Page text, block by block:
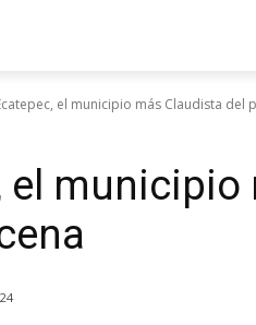
el municipio más Claudista del
el municipio